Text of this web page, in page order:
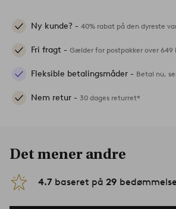
Ny kunde? - 40% rabat på den dyreste
Fri fragt - Gælder for postpakker over 649
Fleksible betalingsmåder - Betal nu,
Nem retur - 30 dages returret*
Det mener andre
4.7 baseret på 29